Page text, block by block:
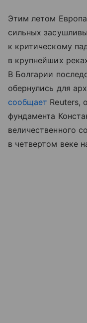
Этим летом
сильных
к критическому
в крупнейших
В Болгарии
обернулись для
сообщает Reuters,
фундамента
величественного
в четвертом веке